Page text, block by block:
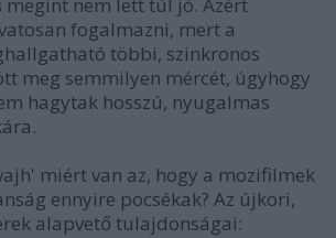
megint nem lett túl jó. Azért
fogalmazni, mert a
többi, szinkronos
meg semmilyen mércét, úgyhogy
hagytak hosszú, nyugalmas
miért van az, hogy a mozifilmek
ennyire pocsékak? Az újkori,
alapvető tulajdonságai: